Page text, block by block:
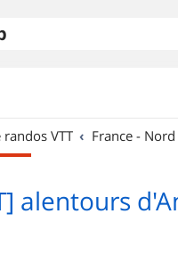
randos VTT France -
alentours